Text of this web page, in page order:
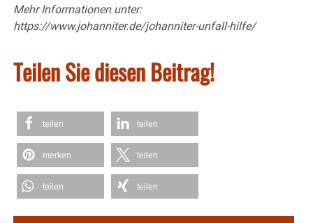
Mehr Informationen unter:
https://www.johanniter.de/johanniter-unfall-hilfe/
Teilen Sie diesen Beitrag!
teilen teilen
merken teilen
teilen teilen